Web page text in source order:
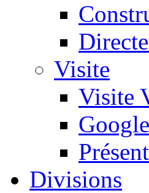
Visite
Visite
Divisions